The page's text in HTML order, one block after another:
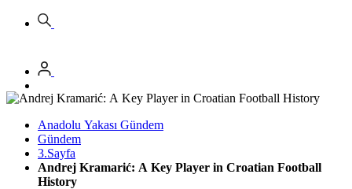
Anadolu Yakası Gündem
Gündem
3.Sayfa
Andrej Kramarić: A Key Player in Croatian Football
History